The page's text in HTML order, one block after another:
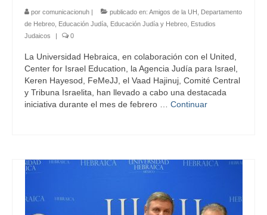
por comunicacionuh | publicado en: Amigos de la UH
Departamento
de Hebreo Educación Judía Educación Judía y Hebreo Estudios
Judaicos
| 0
La Universidad Hebraica, en colaboración con el United,
Center for Israel Education, la Agencia Judía para Israel,
Keren Hayesod, FeMeJJ, el Vaad Hajinuj, Comité Central
y Tribuna Israelita, han llevado a cabo una destacada
iniciativa durante el mes de febrero … Continuar